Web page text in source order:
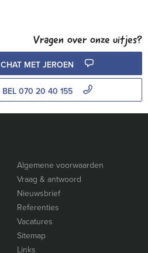
Vragen over onze uitjes?
CHAT MET JEROEN
BEL 070 20 40 155
Algemene voorwaarden
Vraag & antwoord
Nieuwsbrief
Referenties
Vacatures
Sitemap
Links